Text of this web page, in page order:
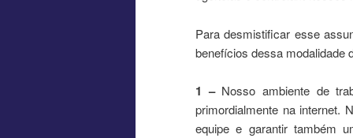
Para desmistificar esse
benefícios dessa modalidade
1 –Nosso ambiente de
primordialmente na internet.
equipe e garantir também